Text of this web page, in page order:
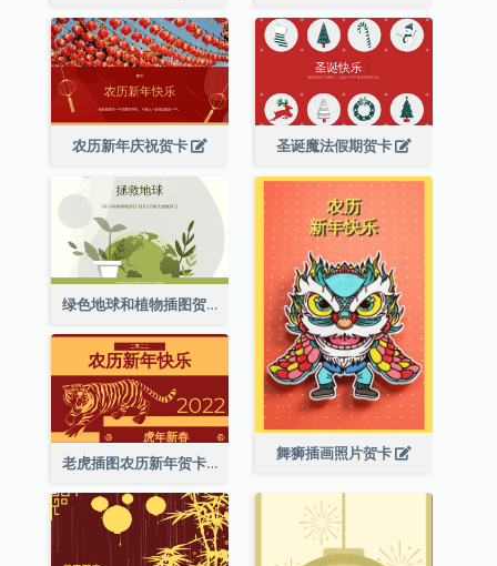
农历新年庆祝贺卡 圣诞魔法假期贺卡
绿色地球和植物插图贺卡
舞狮插画照片贺卡
老虎插图农历新年贺卡